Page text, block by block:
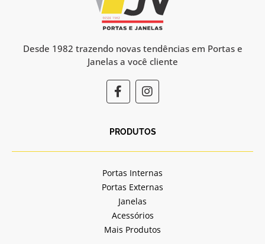
Desde 1982 trazendo novas tendências em Portas e
Janelas a você cliente
F
a
c
b
o
k
-
f
I
n
s
a
r
a
m
PRODUTOS
Portas Internas
Portas Externas
Janelas
Acessórios
Mais Produtos